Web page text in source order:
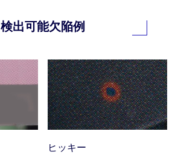
検出可能欠陥例
ヒッキー